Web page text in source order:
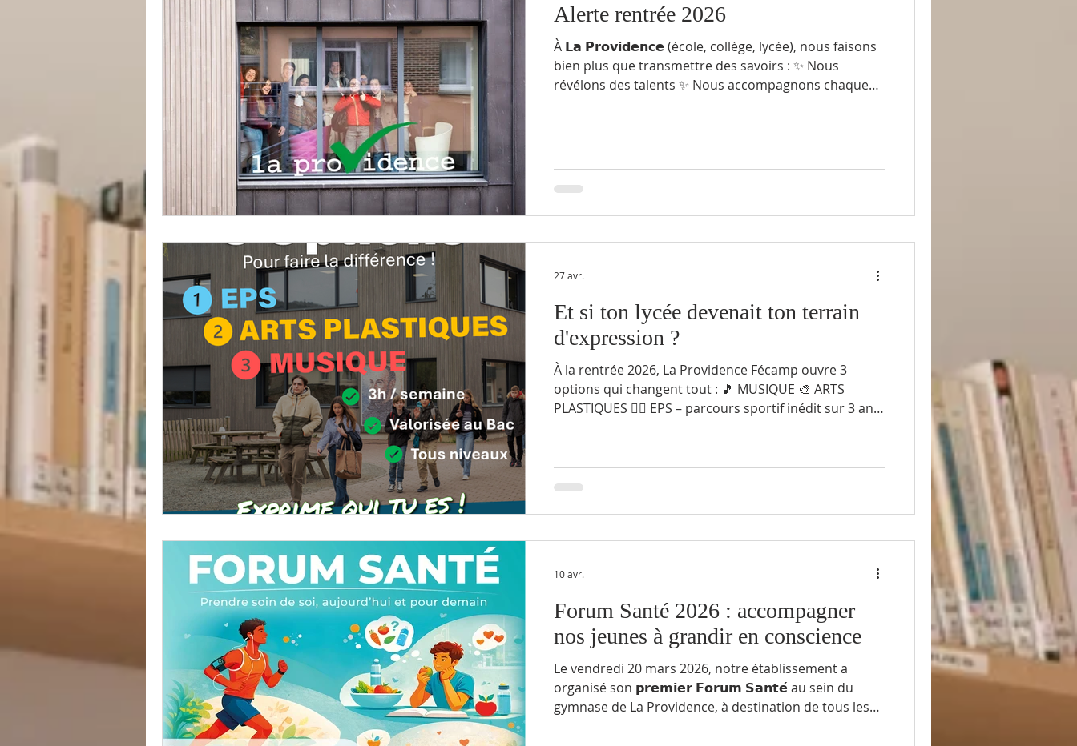
Alerte rentrée 2026
À 𝗟𝗮 𝗣𝗿𝗼𝘃𝗶𝗱𝗲𝗻𝗰𝗲 (école, collège, lycée), nous faisons
bien plus que transmettre des savoirs : ✨ Nous
révélons des talents ✨ Nous accompagnons chaque
Providence Fécamp 📩 Contactez-nous dès mai
Et si ton lycée devenait ton terrain
d'expression ?
À la rentrée 2026, La Providence Fécamp ouvre 3
options qui changent tout : 🎵 MUSIQUE 🎨 ARTS
PLASTIQUES 🏃‍♂️ EPS – parcours sportif inédit sur 3 ans
2nde à la Terminale 👉 Débutant ou confirmé : ta place
est ici ! 💥 Ce n’est pas une option en plus…c’est une
parc
27 avr.
Forum Santé 2026 : accompagner
nos jeunes à grandir en conscience
Le vendredi 20 mars 2026, notre établissement a
organisé son 𝗽𝗿𝗲𝗺𝗶𝗲𝗿 𝗙𝗼𝗿𝘂𝗺 𝗦𝗮𝗻𝘁𝗲́ au sein du
gymnase de La Providence, à destination de tous les
10 avr.